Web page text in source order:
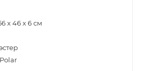
х 46 х 6 см
Polar